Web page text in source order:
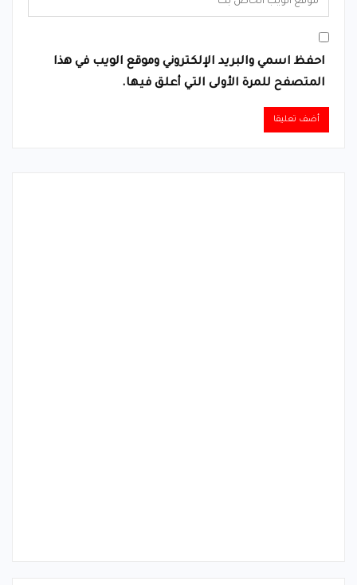
احفظ اسمي والبريد الإلكتروني وموقع الويب في هذا
المتصفح للمرة الأولى التي أعلق فيها.